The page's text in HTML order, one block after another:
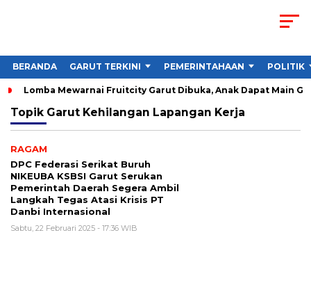
BERANDA GARUT TERKINI PEMERINTAHAAN POLITIK
Lomba Mewarnai Fruitcity Garut Dibuka, Anak Dapat Main
Topik Garut Kehilangan Lapangan Kerja
RAGAM
DPC Federasi Serikat Buruh
NIKEUBA KSBSI Garut Serukan
Pemerintah Daerah Segera Ambil
Langkah Tegas Atasi Krisis PT
Danbi Internasional
Sabtu, 22 Februari 2025 - 17:36 WIB